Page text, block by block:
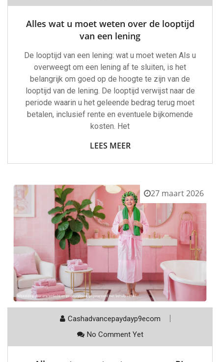
Alles wat u moet weten over de looptijd
van een lening
De looptijd van een lening: wat u moet weten Als u
overweegt om een lening af te sluiten, is het
belangrijk om goed op de hoogte te zijn van de
looptijd van de lening. De looptijd verwijst naar de
periode waarin u het geleende bedrag terug moet
betalen, inclusief rente en eventuele bijkomende
kosten. Het
LEES MEER
27 maart 2026
Cashadvancepaydayp9ecom
No Comment Yet